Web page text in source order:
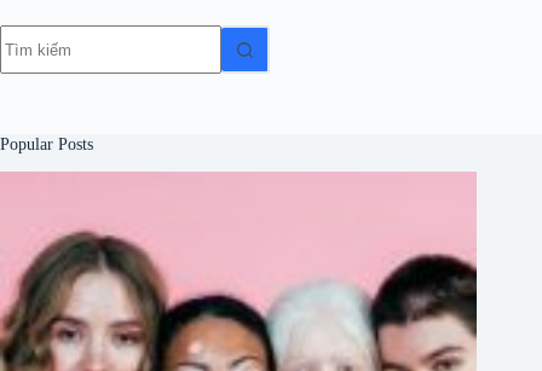
có
kết
Popular Posts